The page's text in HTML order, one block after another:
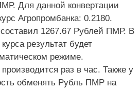
Для данной конвертации
Агропромбанка: 0.2180.
1267.67 Рублей ПМР. В
результат будет
режиме.
раз в час. Также у
обменять Рубль ПМР на